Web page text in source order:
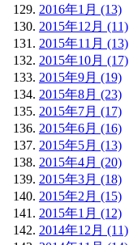
2016年1月 (13)
2015年12月 (11)
2015年11月 (13)
2015年10月 (17)
2015年9月 (19)
2015年8月 (23)
2015年7月 (17)
2015年6月 (16)
2015年5月 (13)
2015年4月 (20)
2015年3月 (18)
2015年2月 (15)
2015年1月 (12)
2014年12月 (11)